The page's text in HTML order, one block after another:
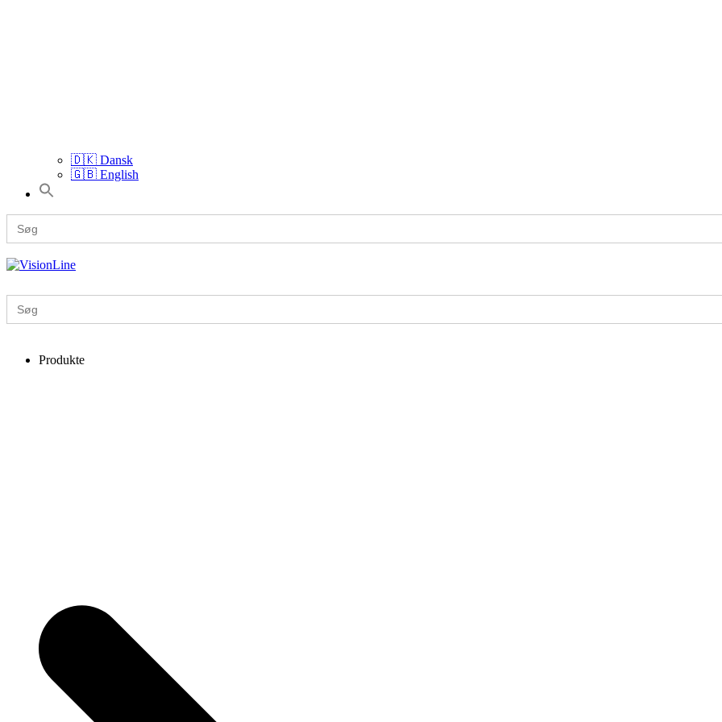
🇩🇰 Dansk
🇬🇧 English
Search
for:
VisionLine
Search
for:
Produkte